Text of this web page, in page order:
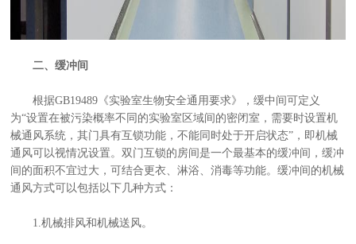
二、缓冲间
根据GB19489《实验室生物安全通用要求》，缓中间可定义
为“设置在被污染概率不同的实验室区域间的密闭室，需要时设置机
械通风系统，其门具有互锁功能，不能同时处于开启状态”，即机械
通风可以视情况设置。双门互锁的房间是一个最基本的缓冲间，缓冲
间的面积不宜过大，可结合更衣、淋浴、消毒等功能。缓冲间的机械
通风方式可以包括以下几种方式：
1.机械排风和机械送风。